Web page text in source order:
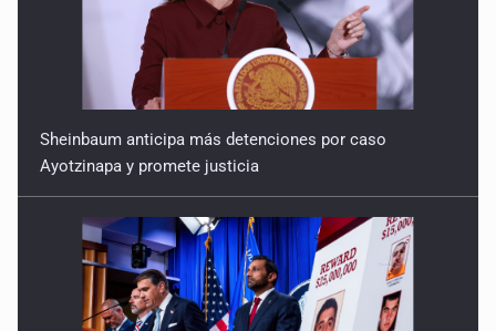
Sheinbaum anticipa más detenciones por caso
Ayotzinapa y promete justicia